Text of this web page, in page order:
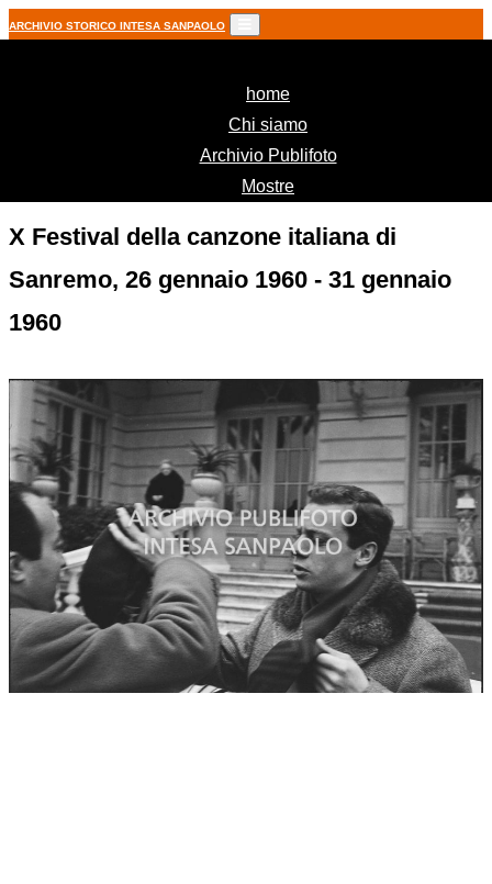
ARCHIVIO STORICO INTESA SANPAOLO
home(current)
Chi siamo
Archivio Publifoto
Mostre
X Festival della canzone italiana di
Sanremo, 26 gennaio 1960 - 31 gennaio
1960